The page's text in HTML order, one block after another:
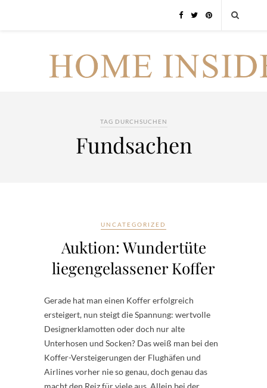
TAG DURCHSUCHEN
Fundsachen
UNCATEGORIZED
Auktion: Wundertüte
liegengelassener Koffer
Gerade hat man einen Koffer erfolgreich
ersteigert, nun steigt die Spannung: wertvolle
Designerklamotten oder doch nur alte
Unterhosen und Socken? Das weiß man bei den
Koffer-Versteigerungen der Flughäfen und
Airlines vorher nie so genau, doch genau das
macht den Reiz für viele aus. Allein bei der